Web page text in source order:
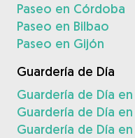
Paseo en Córdoba
Paseo en Bilbao
Paseo en Gijón
Guardería de Día
Guardería de Día
Guardería de Día
Guardería de Día en